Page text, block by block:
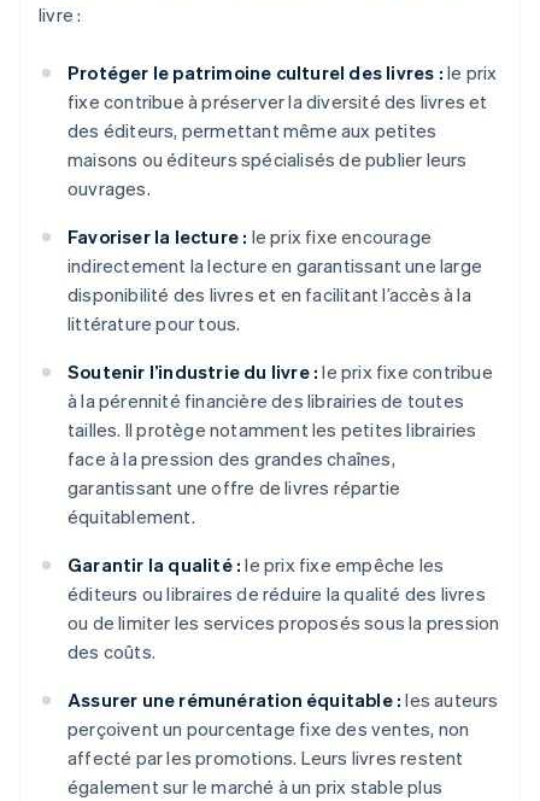
livre :
Protéger le patrimoine culturel des livres : le prix
fixe contribue à préserver la diversité des livres et
des éditeurs, permettant même aux petites
maisons ou éditeurs spécialisés de publier leurs
ouvrages.
Favoriser la lecture : le prix fixe encourage
indirectement la lecture en garantissant une large
disponibilité des livres et en facilitant l’accès à la
littérature pour tous.
Soutenir l’industrie du livre : le prix fixe contribue
à la pérennité financière des librairies de toutes
tailles. Il protège notamment les petites librairies
face à la pression des grandes chaînes,
garantissant une offre de livres répartie
équitablement.
Garantir la qualité : le prix fixe empêche les
éditeurs ou libraires de réduire la qualité des livres
ou de limiter les services proposés sous la pression
des coûts.
Assurer une rémunération équitable : les auteurs
perçoivent un pourcentage fixe des ventes, non
affecté par les promotions. Leurs livres restent
également sur le marché à un prix stable plus